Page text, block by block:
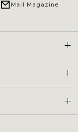
Mail Magazine